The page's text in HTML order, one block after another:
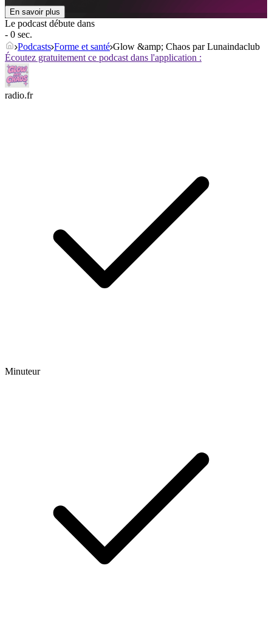
En savoir plus
Le podcast débute dans
- 0 sec.
Podcasts Forme et santé Glow &amp; Chaos par Lunaindaclub
Écoutez gratuitement ce podcast dans l'application :
radio.fr
Minuteur